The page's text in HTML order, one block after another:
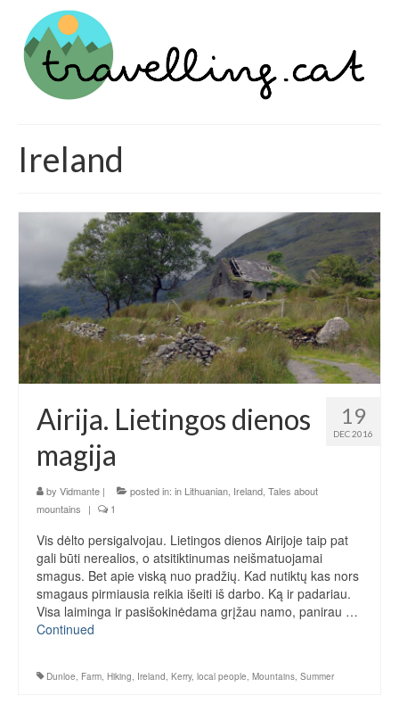
Ireland
19
DEC 2016
Airija. Lietingos dienos
magija
by Vidmante | posted in: in Lithuanian, Ireland, Tales about
mountains
| 1
Vis dėlto persigalvojau. Lietingos dienos Airijoje taip pat
gali būti nerealios, o atsitiktinumas neišmatuojamai
smagus. Bet apie viską nuo pradžių. Kad nutiktų kas nors
smagaus pirmiausia reikia išeiti iš darbo. Ką ir padariau.
Visa laiminga ir pasišokinėdama grįžau namo, panirau …
Continued
Dunloe, Farm, Hiking, Ireland, Kerry, local people, Mountains, Summer